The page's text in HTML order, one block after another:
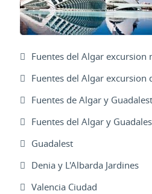
Fuentes del Algar excursion
Fuentes del Algar excursion
Fuentes de Algar y Guadalest
Fuentes del Algar y
Guadalest
Denia y L'Albarda Jardines
Valencia Ciudad